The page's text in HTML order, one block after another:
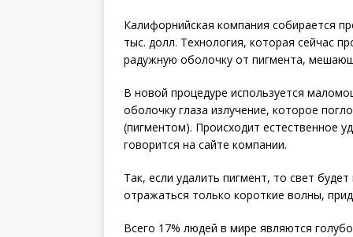
Калифорнийская компания собирается
тыс. долл. Технология, которая сейчас
радужную оболочку от пигмента,
В новой процедуре используется
оболочку глаза излучение, которое
(пигментом). Происходит естественное
говорится на сайте компании.
Так, если удалить пигмент, то свет
отражаться только короткие волны,
Всего 17% людей в мире являются